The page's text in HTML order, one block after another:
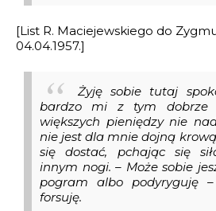
[List R. Maciejewskiego do
04.04.1957.]
Żyję sobie tutaj
bardzo mi z tym dobrze
większych pieniędzy nie
nie jest dla mnie dojną
się dostać, pchając się
innym nogi. – Może sobie
pogram albo podyryguję
forsuję.